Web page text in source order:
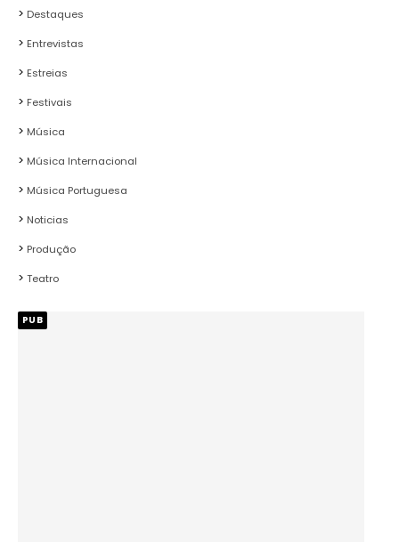
Destaques
Entrevistas
Estreias
Festivais
Música
Música Internacional
Música Portuguesa
Noticias
Produção
Teatro
PUB